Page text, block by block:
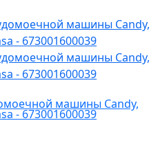
машины Candy,
- 673001600039